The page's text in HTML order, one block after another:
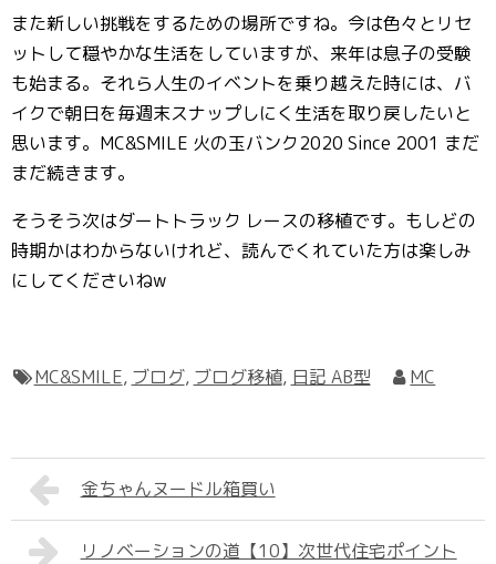
また新しい挑戦をするための場所ですね。今は色々とリセ
ットして穏やかな生活をしていますが、来年は息子の受験
も始まる。それら人生のイベントを乗り越えた時には、バ
イクで朝日を毎週末スナップしにく生活を取り戻したいと
思います。MC&SMILE 火の玉バンク2020 Since 2001 まだ
まだ続きます。
そうそう次はダートトラック レースの移植です。もしどの
時期かはわからないけれど、読んでくれていた方は楽しみ
にしてくださいねw
MC&SMILE, ブログ, ブログ移植, 日記 AB型 MC
金ちゃんヌードル箱買い
リノベーションの道【10】次世代住宅ポイント